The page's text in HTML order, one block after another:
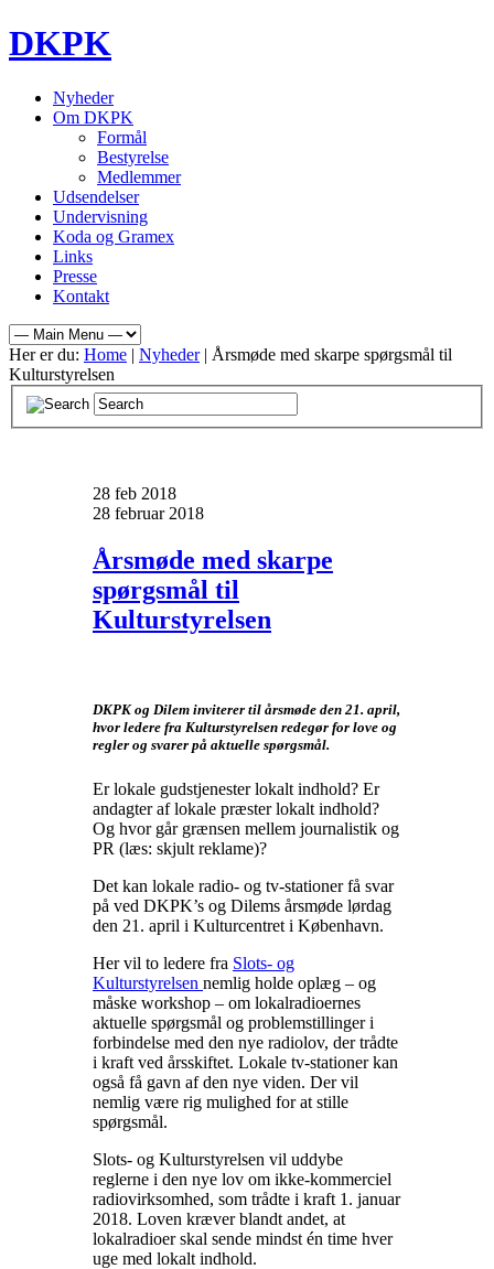
DKPK
Nyheder
Om DKPK
Formål
Bestyrelse
Medlemmer
Udsendelser
Undervisning
Koda og Gramex
Links
Presse
Kontakt
Her er du: Home | Nyheder| Årsmøde med skarpe spørgsmål til
Kulturstyrelsen
28 feb 2018
28 februar 2018
Årsmøde med skarpe
spørgsmål til
Kulturstyrelsen
DKPK og Dilem inviterer til årsmøde den 21. april,
hvor ledere fra Kulturstyrelsen redegør for love og
regler og svarer på aktuelle spørgsmål.
Er lokale gudstjenester lokalt indhold? Er
andagter af lokale præster lokalt indhold?
Og hvor går grænsen mellem journalistik og
PR (læs: skjult reklame)?
Det kan lokale radio- og tv-stationer få svar
på ved DKPK’s og Dilems årsmøde lørdag
den 21. april i Kulturcentret i København.
Her vil to ledere fra Slots- og
Kulturstyrelsen nemlig holde oplæg – og
måske workshop – om lokalradioernes
aktuelle spørgsmål og problemstillinger i
forbindelse med den nye radiolov, der trådte
i kraft ved årsskiftet. Lokale tv-stationer kan
også få gavn af den nye viden. Der vil
nemlig være rig mulighed for at stille
spørgsmål.
Slots- og Kulturstyrelsen vil uddybe
reglerne i den nye lov om ikke-kommerciel
radiovirksomhed, som trådte i kraft 1. januar
2018. Loven kræver blandt andet, at
lokalradioer skal sende mindst én time hver
uge med lokalt indhold.